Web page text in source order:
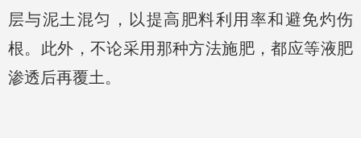
层与泥土混匀，以提高肥料利用率和避免灼伤
根。此外，不论采用那种方法施肥，都应等液肥
渗透后再覆土。